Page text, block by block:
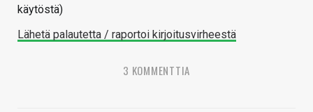
käytöstä)
Lähetä palautetta / raportoi kirjoitusvirheestä
3 KOMMENTTIA